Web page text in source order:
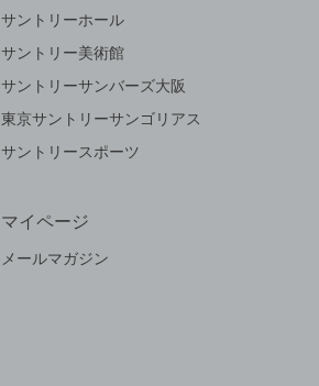
サントリーホール
サントリー美術館
サントリーサンバーズ大阪
東京サントリーサンゴリアス
サントリースポーツ
マイページ
メールマガジン